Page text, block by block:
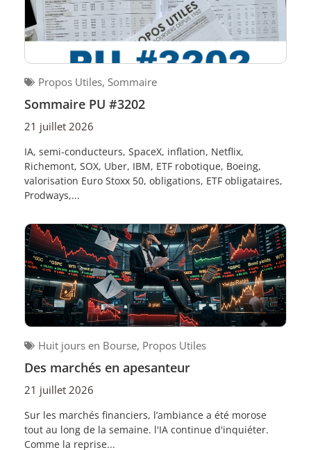
Propos Utiles, Sommaire
Sommaire PU #3202
21 juillet 2026
IA, semi-conducteurs, SpaceX, inflation, Netflix,
Richemont, SOX, Uber, IBM, ETF robotique, Boeing,
valorisation Euro Stoxx 50, obligations, ETF obligataires,
Prodways,...
Huit jours en Bourse, Propos Utiles
Des marchés en apesanteur
21 juillet 2026
Sur les marchés financiers, l’ambiance a été morose
tout au long de la semaine. l'IA continue d'inquiéter.
Comme la reprise...